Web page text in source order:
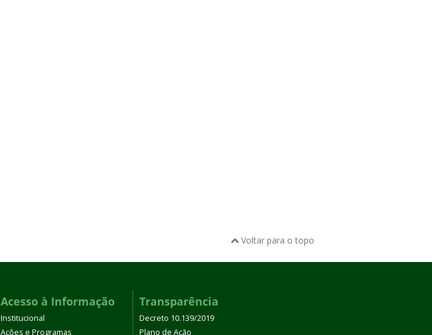
Voltar para o topo
Acesso à Informação
Institucional
Ações e Programas
Transparência
Decreto 10.139/2019
Plano de Ação